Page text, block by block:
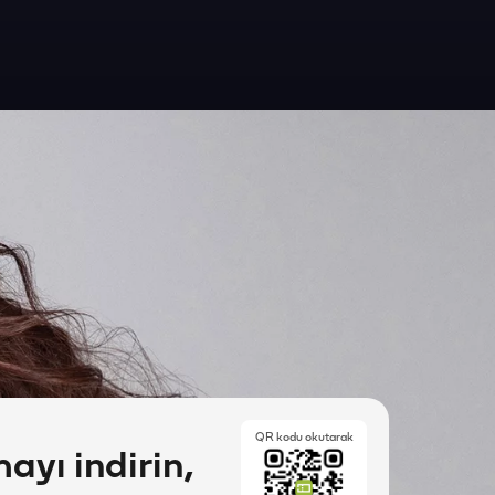
indirin,
QR kodu okutarak